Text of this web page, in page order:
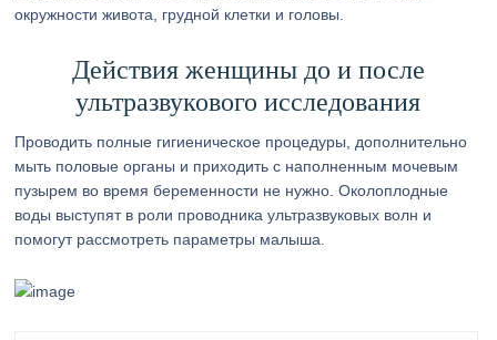
окружности живота, грудной клетки и головы.
Действия женщины до и после
ультразвукового исследования
Проводить полные гигиеническое процедуры, дополнительно
мыть половые органы и приходить с наполненным мочевым
пузырем во время беременности не нужно. Околоплодные
воды выступят в роли проводника ультразвуковых волн и
помогут рассмотреть параметры малыша.